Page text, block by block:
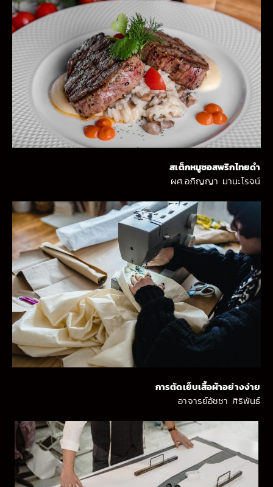
สเต็กหมูซอสพริกไทยดำ
ผศ.อภิญญา มานะโรจน์
การตัดเย็บเสื้อผ้าอย่างง่าย
อาจารย์อัชชา ศิริพันธ์